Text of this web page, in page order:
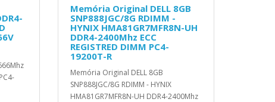
Memória Original DELL 8GB
SNP888JGC/8G RDIMM -
HYNIX HMA81GR7MFR8N-UH
DDR4-2400Mhz ECC
REGISTRED DIMM PC4-
19200T-R
Memória Original DELL 8GB
SNP888JGC/8G RDIMM - HYNIX
HMA81GR7MFR8N-UH DDR4-2400Mhz